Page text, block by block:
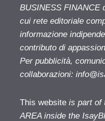
BUSINESS FINANCE
cui rete editoriale
informazione
contributo di
Per pubblicità,
collaborazioni:
This website is part of
AREA inside the